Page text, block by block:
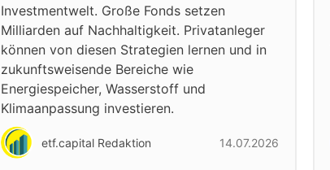
Investmentwelt. Große Fonds setzen
Milliarden auf Nachhaltigkeit. Privatanleger
können von diesen Strategien lernen und in
zukunftsweisende Bereiche wie
Energiespeicher, Wasserstoff und
Klimaanpassung investieren.
etf.capital Redaktion 14.07.2026